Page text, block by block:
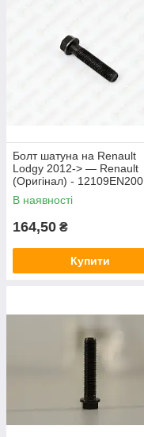
Болт шатуна на Renault
Lodgy 2012-> — Renault
(Оригінал) - 12109EN200
В наявності
164,50 ₴
Купити